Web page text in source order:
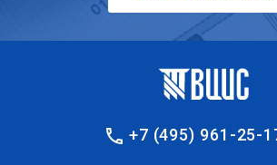
+7 (495) 961-25-